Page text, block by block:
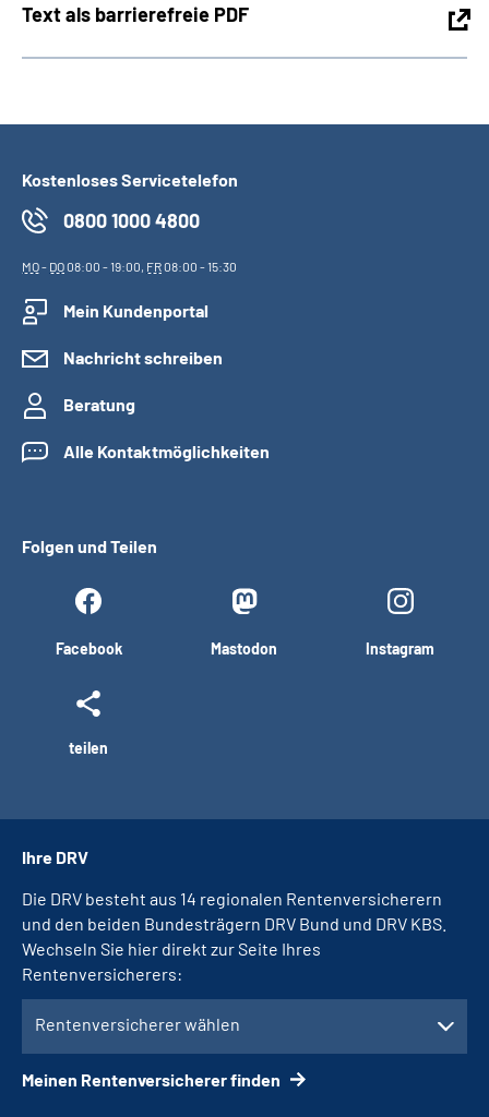
Text als barrierefreie PDF
Kostenloses Servicetelefon
0800 1000 4800
MO- DO08:00 - 19:00, FR08:00 - 15:30
Mein Kundenportal
Nachricht schreiben
Beratung
Alle Kontaktmöglichkeiten
Folgen und Teilen
Facebook Mastodon Instagram
teilen
Ihre DRV
Die DRV besteht aus 14 regionalen Rentenversicherern
und den beiden Bundesträgern DRV Bund und DRV KBS.
Wechseln Sie hier direkt zur Seite Ihres
Rentenversicherers:
Rentenversicherer wählen
Meinen Rentenversicherer finden